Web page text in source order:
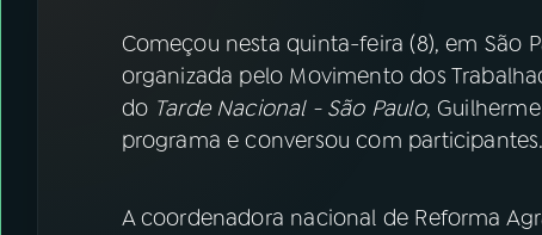
ACOMPANHE A RÁDIO NACIONAL
YouTube
Instagram X
Começou nesta quinta-feira (8), em São
organizada pelo Movimento dos
do Tarde Nacional - São Paulo,
programa e conversou com participantes.
A coordenadora nacional de Reforma